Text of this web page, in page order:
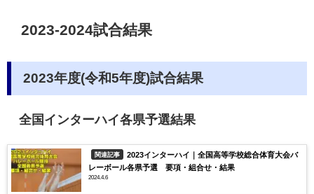
2023-2024試合結果
2023年度(令和5年度)試合結果
全国インターハイ各県予選結果
関連記事
2023インターハイ｜全国高等学校総合体育大会バ
レーボール各県予選 要項・組合せ・結果
2024.4.6